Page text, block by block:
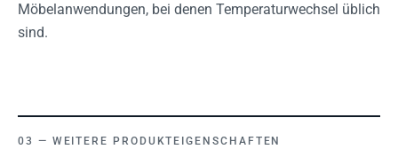
Möbelanwendungen, bei denen Temperaturwechsel üblich
sind.
WEITERE PRODUKTEIGENSCHAFTEN